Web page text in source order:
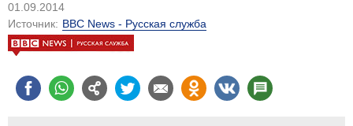
01.09.2014
Источник: BBC News - Русская служба